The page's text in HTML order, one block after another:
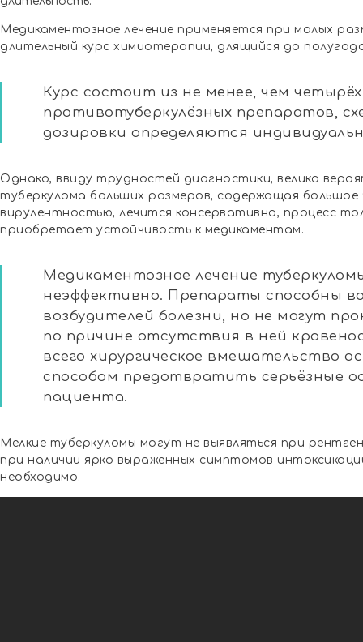
Медикаментозное лечение применяется при малых
длительный курс химиотерапии, длящийся до
Курс состоит из не менее, чем четырёх
противотуберкулёзных препаратов,
дозировки определяются
Однако, ввиду трудностей диагностики, велика
туберкулома больших размеров, содержащая большое
вирулентностью, лечится консервативно, процесс
приобретает устойчивость к медикаментам.
Медикаментозное лечение
неэффективно. Препараты способны
возбудителей болезни, но не могут
по причине отсутствия в ней
всего хирургическое вмешательство
способом предотвратить серьёзные
пациента.
Мелкие туберкуломы могут не выявляться при
при наличии ярко выраженных симптомов
необходимо.